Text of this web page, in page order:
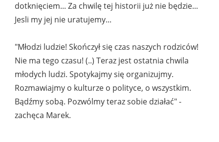
dotknięciem... Za chwilę tej historii już nie będzie...
Jesli my jej nie uratujemy...
"Młodzi ludzie! Skończył się czas naszych rodziców!
Nie ma tego czasu! (..) Teraz jest ostatnia chwila
młodych ludzi. Spotykajmy się organizujmy.
Rozmawiajmy o kulturze o polityce, o wszystkim.
Bądźmy sobą. Pozwólmy teraz sobie działać" -
zachęca Marek.